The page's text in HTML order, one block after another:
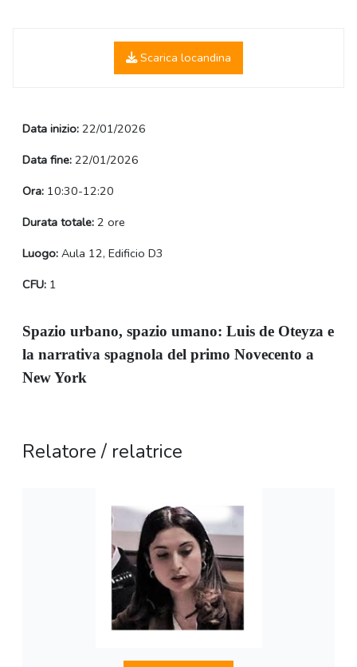
Scarica locandina
Data inizio: 22/01/2026
Data fine: 22/01/2026
Ora: 10:30-12:20
Durata totale: 2 ore
Luogo: Aula 12, Edificio D3
CFU: 1
Spazio urbano, spazio umano: Luis de Oteyza e
la narrativa spagnola del primo Novecento a
New York
Relatore / relatrice